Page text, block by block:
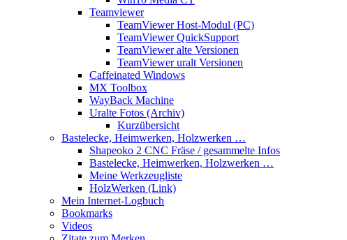
Teamviewer
TeamViewer Host-Modul (PC)
TeamViewer QuickSupport
TeamViewer alte Versionen
TeamViewer uralt Versionen
Caffeinated Windows
MX Toolbox
WayBack Machine
Uralte Fotos (Archiv)
Kurzübersicht
Bastelecke, Heimwerken, Holzwerken …
Shapeoko 2 CNC Fräse / gesammelte Infos
Bastelecke, Heimwerken, Holzwerken …
Meine Werkzeugliste
HolzWerken (Link)
Mein Internet-Logbuch
Bookmarks
Videos